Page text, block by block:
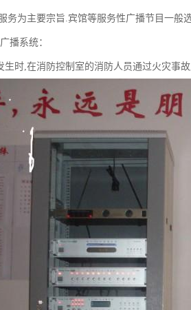
务为主要宗旨.宾馆等服务性广播节目一般
播系统：
生时,在消防控制室的消防人员通过火灾事